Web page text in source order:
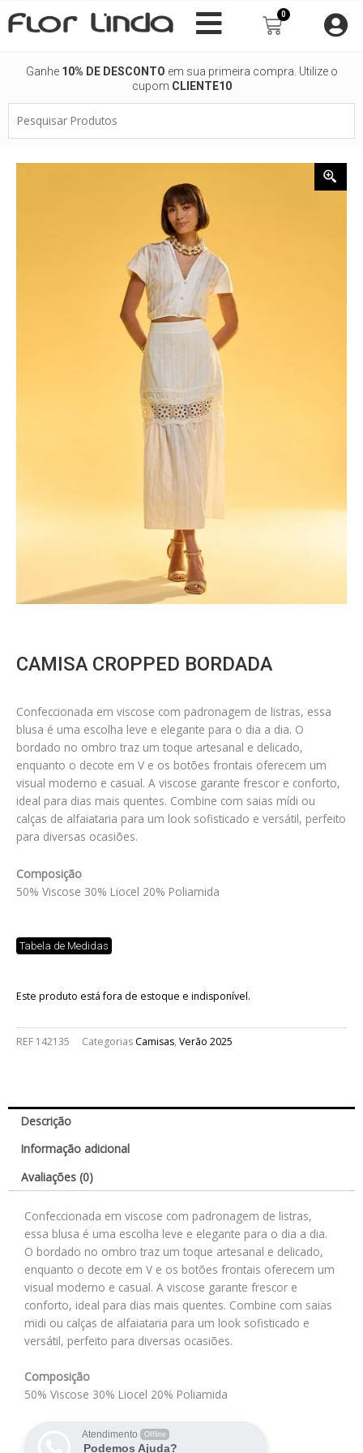
para
0
Carrinho
Ganhe 10% DE DESCONTO em sua primeira compra. Utilize o
cupom CLIENTE10
Produtos
CAMISA CROPPED BORDADA
Confeccionada em viscose com padronagem de listras, essa
blusa é uma escolha leve e elegante para o dia a dia. O
bordado no ombro traz um toque artesanal e delicado,
enquanto o decote em V e os botões frontais oferecem um
visual moderno e casual. A viscose garante frescor e conforto,
ideal para dias mais quentes. Combine com saias mídi ou
calças de alfaiataria para um look sofisticado e versátil, perfeito
para diversas ocasiões.
Composição
50% Viscose 30% Liocel 20% Poliamida
Tabela de Medidas
Este produto está fora de estoque e indisponível.
REF 142135 Categorias Camisas, Verão 2025
Descrição
Informação adicional
Avaliações (0)
Confeccionada em viscose com padronagem de listras,
essa blusa é uma escolha leve e elegante para o dia a dia.
O bordado no ombro traz um toque artesanal e delicado,
enquanto o decote em V e os botões frontais oferecem um
visual moderno e casual. A viscose garante frescor e
conforto, ideal para dias mais quentes. Combine com saias
midi ou calças de alfaiataria para um look sofisticado e
versátil, perfeito para diversas ocasiões.
Composição
50% Viscose 30% Liocel 20% Poliamida
Atendimento Offline
Podemos Ajuda?